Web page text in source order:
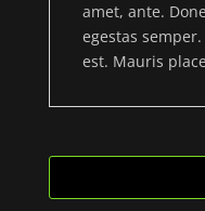
amet, ante.
egestas
est. Mauris